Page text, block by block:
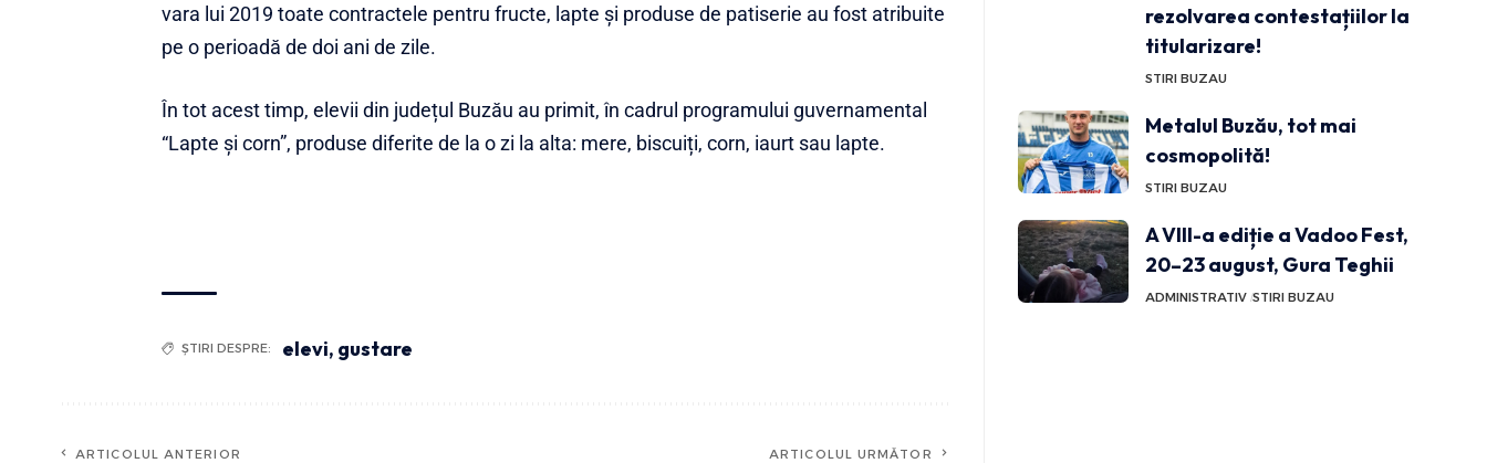
vara lui 2019 toate contractele pentru fructe, lapte și produse de patiserie au fost atribuite
pe o perioadă de doi ani de zile.
În tot acest timp, elevii din județul Buzău au primit, în cadrul programului guvernamental
“Lapte și corn”, produse diferite de la o zi la alta: mere, biscuiți, corn, iaurt sau lapte.
ȘTIRI DESPRE: elevi, gustare
ARTICOLUL ANTERIOR ARTICOLUL URMĂTOR
rezolvarea contestațiilor la
titularizare!
STIRI BUZAU
Metalul Buzău, tot mai
cosmopolită!
STIRI BUZAU
A VIII-a ediție a Vadoo Fest,
20–23 august, Gura Teghii
ADMINISTRATIV STIRI BUZAU